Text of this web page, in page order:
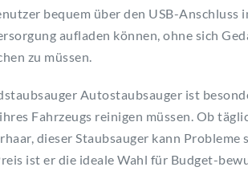
bequem über den USB-Anschluss
aufladen können, ohne sich
zu müssen.
Autostaubsauger ist
Fahrzeugs reinigen müssen. Ob
dieser Staubsauger kann
ist er die ideale Wahl für Budget-